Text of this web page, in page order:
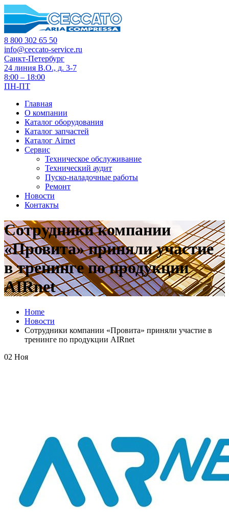
8 800 302 65 50
info@ceccato-service.ru
Санкт-Петербург
24 линия В.О., д. 3-7
8:00 – 18:00
ПН-ПТ
Главная
О компании
Каталог оборудования
Каталог запчастей
Каталог Airnet
Сервис
Техническое обслуживание
Технический аудит
Пуско-наладочные работы
Ремонт
Новости
Контакты
Сотрудники компании
«Провита» приняли участие
в тренинге по продукции
AIRnet
Home
Новости
Сотрудники компании «Провита» приняли участие в
тренинге по продукции AIRnet
02 Ноя